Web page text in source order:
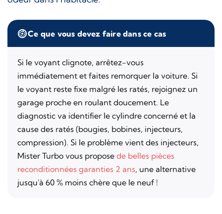
Ce que vous devez faire dans ce cas
Si le voyant clignote, arrêtez-vous
immédiatement et faites remorquer la voiture. Si
le voyant reste fixe malgré les ratés, rejoignez un
garage proche en roulant doucement. Le
diagnostic va identifier le cylindre concerné et la
cause des ratés (bougies, bobines, injecteurs,
compression). Si le problème vient des injecteurs,
Mister Turbo vous propose de belles pièces
reconditionnées garanties 2 ans, une alternative
jusqu'à 60 % moins chère que le neuf !